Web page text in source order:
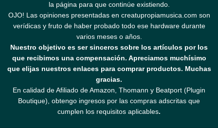
la página para que continúe existiendo.
OJO! Las opiniones presentadas en creatupropiamusica.com son
verídicas y fruto de haber probado todo ese hardware durante
varios meses o años.
Nuestro objetivo es ser sinceros sobre los artículos por los
que recibimos una compensación. Apreciamos muchísimo
que elijas nuestros enlaces para comprar productos. Muchas
gracias.
En calidad de Afiliado de Amazon, Thomann y Beatport (Plugin
Boutique), obtengo ingresos por las compras adscritas que
cumplen los requisitos aplicables.